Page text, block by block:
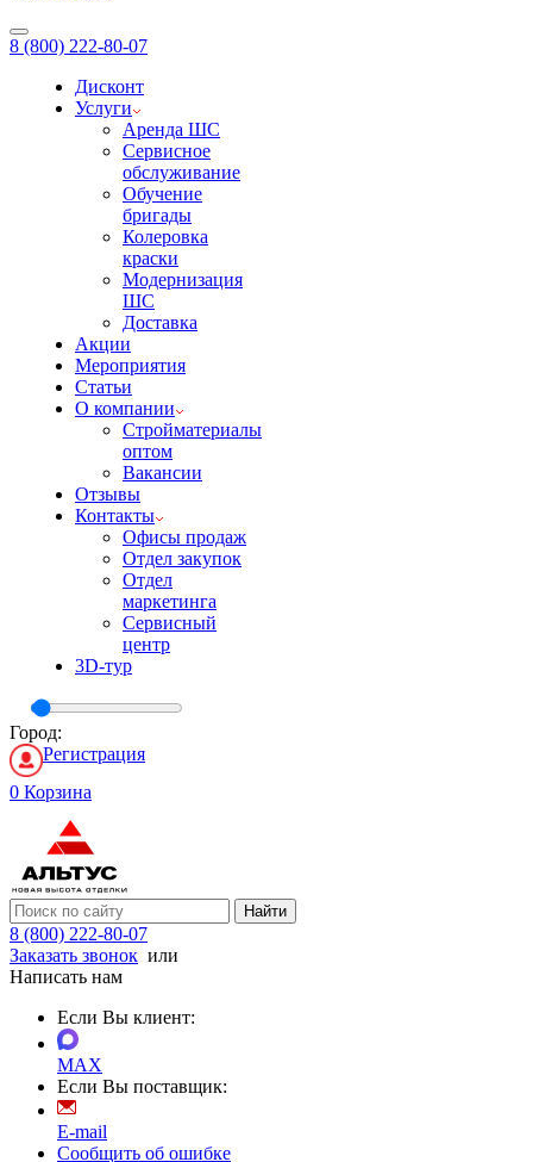
8 (800) 222-80-07
Дисконт
Услуги
Аренда ШС
Сервисное
обслуживание
Обучение
бригады
Колеровка
краски
Модернизация
ШС
Доставка
Акции
Мероприятия
Статьи
О компании
Стройматериалы
оптом
Вакансии
Отзывы
Контакты
Офисы продаж
Отдел закупок
Отдел
маркетинга
Сервисный
центр
3D-тур
Город:
Регистрация
0 Корзина
Найти
8 (800) 222-80-07
Заказать звонок или
Написать нам
Если Вы клиент:
MAX
Если Вы поставщик:
E-mail
Сообщить об ошибке